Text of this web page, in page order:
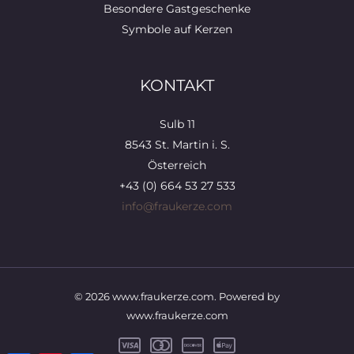
Besondere Gastgeschenke
Symbole auf Kerzen
KONTAKT
Sulb 11
8543 St. Martin i. S.
Österreich
+43 (0) 664 53 27 533
info@fraukerze.com
© 2026 www.fraukerze.com. Powered by
www.fraukerze.com